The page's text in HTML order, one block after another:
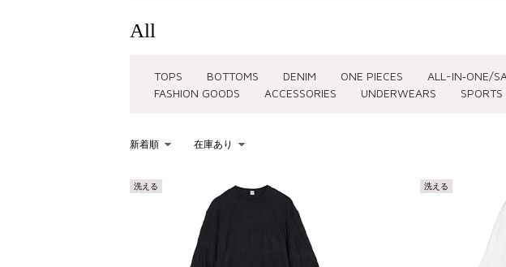
All
TOPS BOTTOMS DENIM ONE PIECES ALL-IN‐ONE/
FASHION GOODS
ACCESSORIES UNDERWEARS
新着順 在庫あり
KEYWORD
を含む
を除く
SIZE(CLOTHING)
洗える 洗える